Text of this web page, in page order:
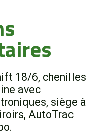
18/6, chenilles
avec
siège à
AutoTrac